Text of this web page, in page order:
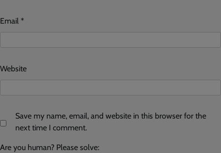
Email *
Website
Save my name, email, and website in this browser for the
next time I comment.
Are you human? Please solve: